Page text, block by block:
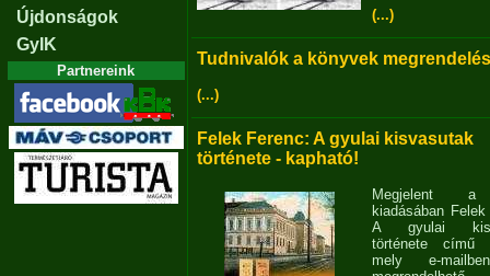
Újdonságok
GyIK
Partnereink
(...)
Tudnivalók a könyvek
(...)
Felek Ferenc: A gyulai kisvasutak
története - kapható!
Megjelent
kiadásában
A gyulai
története című
mely e-